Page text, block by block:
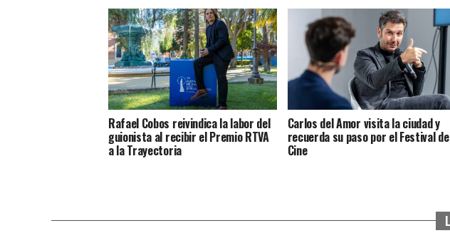
Rafael Cobos reivindica la labor del
guionista al recibir el Premio RTVA
a la Trayectoria
Carlos del Amor visita la ciudad y
recuerda su paso por el Festival de
Cine